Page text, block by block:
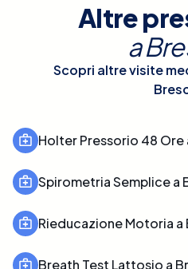
Altre
a
Scopri altre visite
Holter Pressorio 48 Ore
Spirometria Semplice a
Rieducazione Motoria a
Breath Test Lattosio a